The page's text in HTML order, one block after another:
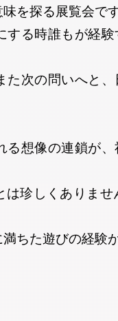
を探る展覧会で
する時誰もが経
た次の問いへと
る想像の連鎖が
は珍しくありま
ちた遊びの経験